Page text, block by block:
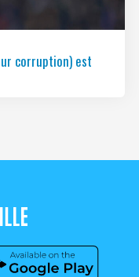
corruption) est